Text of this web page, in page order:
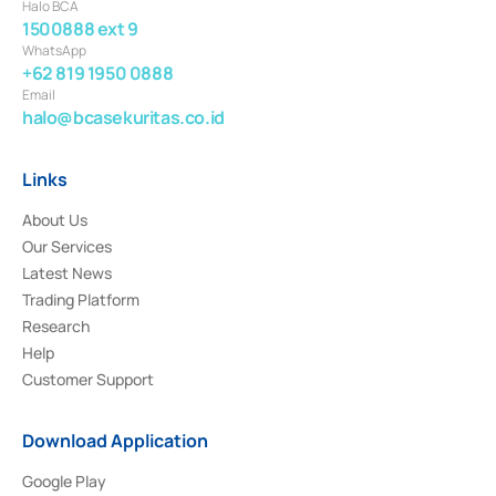
Halo BCA
1500888 ext 9
WhatsApp
+62 819 1950 0888
Email
halo@bcasekuritas.co.id
Links
About Us
Our Services
Latest News
Trading Platform
Research
Help
Customer Support
Download Application
Google Play